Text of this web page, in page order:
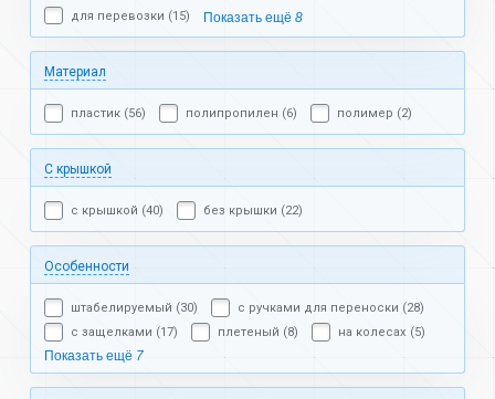
для перевозки (15)
Показать ещё 8
Материал
пластик (56) полипропилен (6) полимер (2)
С крышкой
с крышкой (40) без крышки (22)
Особенности
штабелируемый (30)
с ручками для переноски (28)
с защелками (17)
плетеный (8) на колесах (5)
Показать ещё7